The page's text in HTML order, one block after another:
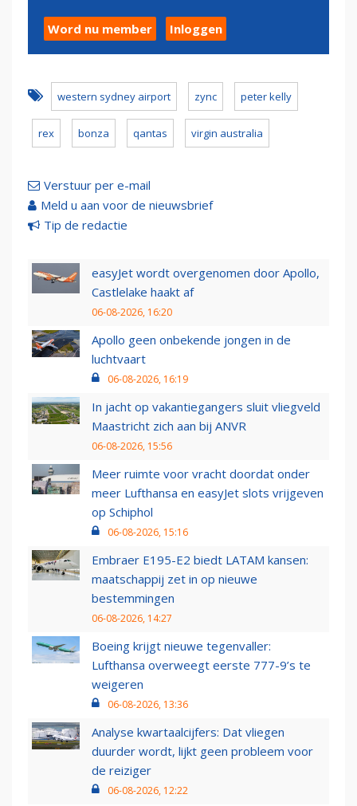
Word nu member Inloggen
western sydney airport zync peter kelly
rex bonza qantas virgin australia
Verstuur per e-mail
Meld u aan voor de nieuwsbrief
Tip de redactie
easyJet wordt overgenomen door Apollo,
Castlelake haakt af
06-08-2026, 16:20
Apollo geen onbekende jongen in de
luchtvaart
06-08-2026, 16:19
In jacht op vakantiegangers sluit vliegveld
Maastricht zich aan bij ANVR
06-08-2026, 15:56
Meer ruimte voor vracht doordat onder
meer Lufthansa en easyJet slots vrijgeven
op Schiphol
06-08-2026, 15:16
Embraer E195-E2 biedt LATAM kansen:
maatschappij zet in op nieuwe
bestemmingen
06-08-2026, 14:27
Boeing krijgt nieuwe tegenvaller:
Lufthansa overweegt eerste 777-9’s te
weigeren
06-08-2026, 13:36
Analyse kwartaalcijfers: Dat vliegen
duurder wordt, lijkt geen probleem voor
de reiziger
06-08-2026, 12:22